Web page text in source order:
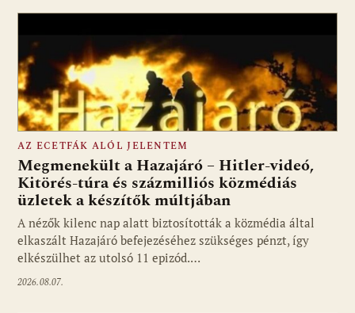
Fotó: media1.hu
AZ ECETFÁK ALÓL JELENTEM
Megmenekült a Hazajáró – Hitler-videó,
Kitörés-túra és százmilliós közmédiás
üzletek a készítők múltjában
A nézők kilenc nap alatt biztosították a közmédia által
elkaszált Hazajáró befejezéséhez szükséges pénzt, így
elkészülhet az utolsó 11 epizód.…
2026.08.07.